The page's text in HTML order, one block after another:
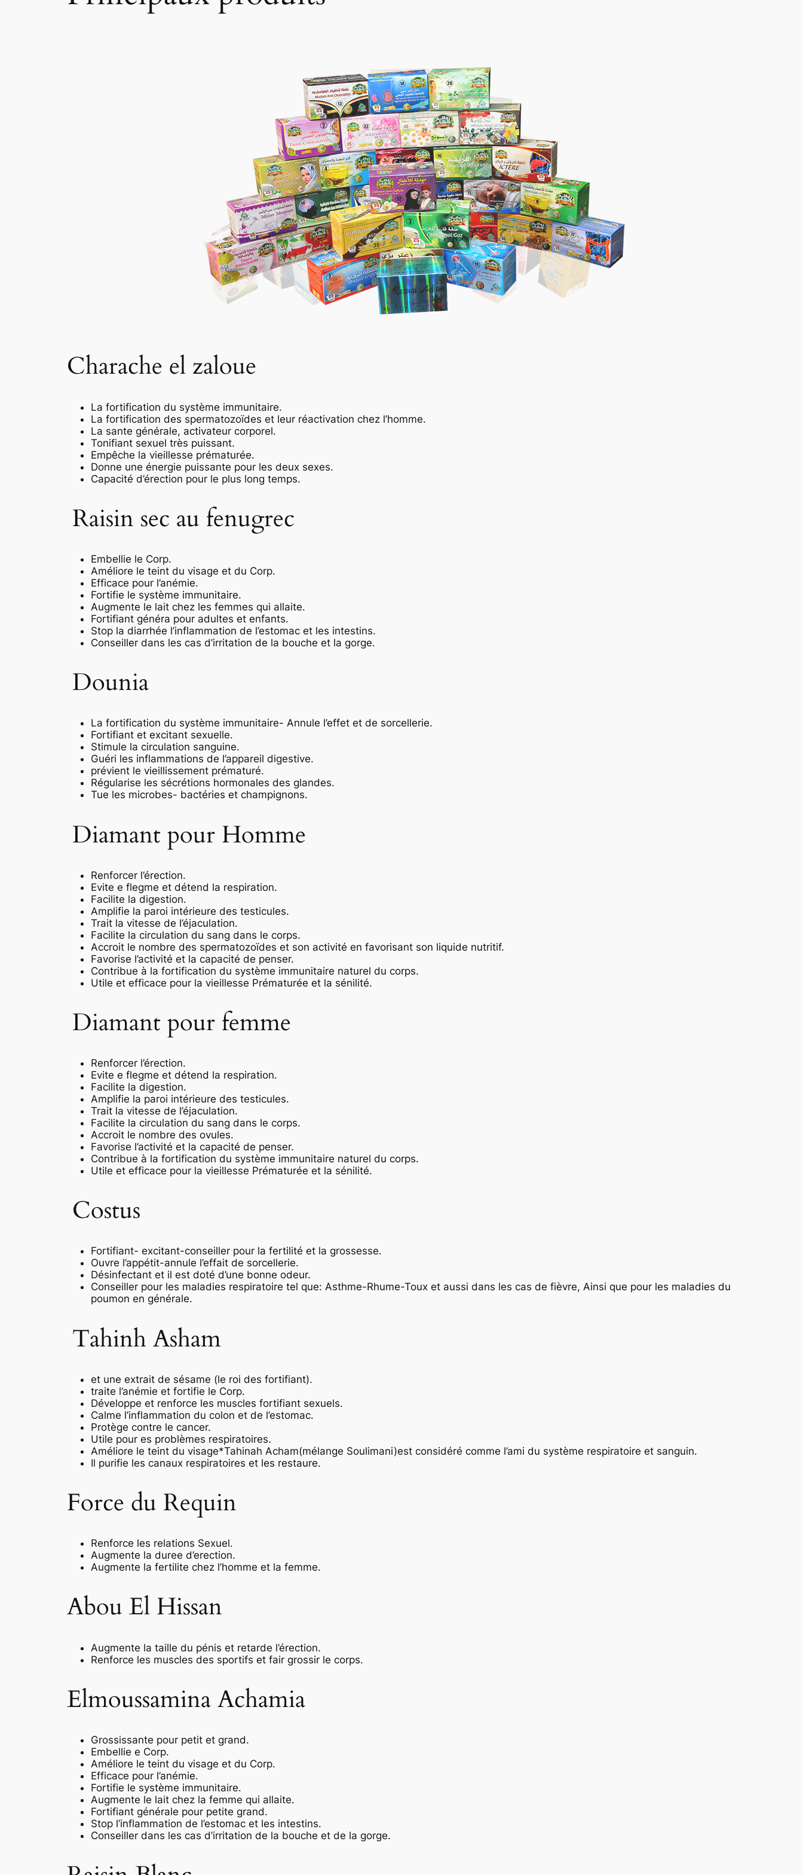
Charache el zaloue
La fortification du système immunitaire.
La fortification des spermatozoïdes et leur réactivation chez l’homme.
La sante générale, activateur corporel.
Tonifiant sexuel très puissant.
Empêche la vieillesse prématurée.
Donne une énergie puissante pour les deux sexes.
Capacité d’érection pour le plus long temps.
Raisin sec au fenugrec
Embellie le Corp.
Améliore le teint du visage et du Corp.
Efficace pour l’anémie.
Fortifie le système immunitaire.
Augmente le lait chez les femmes qui allaite.
Fortifiant généra pour adultes et enfants.
Stop la diarrhée l’inflammation de l’estomac et les intestins.
Conseiller dans les cas d’irritation de la bouche et la gorge.
Dounia
La fortification du système immunitaire- Annule l’effet et de sorcellerie.
Fortifiant et excitant sexuelle.
Stimule la circulation sanguine.
Guéri les inflammations de l’appareil digestive.
prévient le vieillissement prématuré.
Régularise les sécrétions hormonales des glandes.
Tue les microbes- bactéries et champignons.
Diamant pour Homme
Renforcer l’érection.
Evite e flegme et détend la respiration.
Facilite la digestion.
Amplifie la paroi intérieure des testicules.
Trait la vitesse de l’éjaculation.
Facilite la circulation du sang dans le corps.
Accroit le nombre des spermatozoïdes et son activité en favorisant son liquide nutritif.
Favorise l’activité et la capacité de penser.
Contribue à la fortification du système immunitaire naturel du corps.
Utile et efficace pour la vieillesse Prématurée et la sénilité.
Diamant pour femme
Renforcer l’érection.
Evite e flegme et détend la respiration.
Facilite la digestion.
Amplifie la paroi intérieure des testicules.
Trait la vitesse de l’éjaculation.
Facilite la circulation du sang dans le corps.
Accroit le nombre des ovules.
Favorise l’activité et la capacité de penser.
Contribue à la fortification du système immunitaire naturel du corps.
Utile et efficace pour la vieillesse Prématurée et la sénilité.
Costus
Fortifiant- excitant-conseiller pour la fertilité et la grossesse.
Ouvre l’appétit-annule l’effait de sorcellerie.
Désinfectant et il est doté d’une bonne odeur.
Conseiller pour les maladies respiratoire tel que: Asthme-Rhume-Toux et aussi dans les cas de fièvre, Ainsi que pour les maladies du
poumon en générale.
Tahinh Asham
et une extrait de sésame (le roi des fortifiant).
traite l’anémie et fortifie le Corp.
Développe et renforce les muscles fortifiant sexuels.
Calme l’inflammation du colon et de l’estomac.
Protège contre le cancer.
Utile pour es problèmes respiratoires.
Améliore le teint du visage*Tahinah Acham(mélange Soulimani)est considéré comme l’ami du système respiratoire et sanguin.
Il purifie les canaux respiratoires et les restaure.
Force du Requin
Renforce les relations Sexuel.
Augmente la duree d’erection.
Augmente la fertilite chez l’homme et la femme.
Abou El Hissan
Augmente la taille du pénis et retarde l’érection.
Renforce les muscles des sportifs et fair grossir le corps.
Elmoussamina Achamia
Grossissante pour petit et grand.
Embellie e Corp.
Améliore le teint du visage et du Corp.
Efficace pour l’anémie.
Fortifie le système immunitaire.
Augmente le lait chez la femme qui allaite.
Fortifiant générale pour petite grand.
Stop l’inflammation de l’estomac et les intestins.
Conseiller dans les cas d’irritation de la bouche et de la gorge.